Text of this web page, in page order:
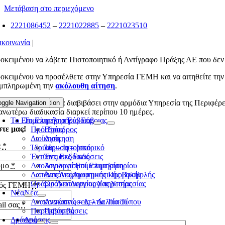
Μετάβαση στο περιεχόμενο
2221086452 – 2221022885 – 2221023510
|
Toggle Navigation
Το Επιμελητήριο Εύβοιας
Πρόεδρος
Διοίκηση
Ίδρυση – Ιστορικό
Έντυπες Εκδόσεις
Απολογισμοί Επιμελητηρίου
Δαπάνες Διαφημιστικής Προβολής
Ωράριο Λειτουργίας Υπηρεσίας
Νέα
Ανακοινώσεις – Δελτία Τύπου
Παρεμβάσεις
Δράσεις
Navigation
Το Επιμελητήριο Εύβοιας
Πρόεδρος
Διοίκηση
Ίδρυση – Ιστορικό
Έντυπες Εκδόσεις
Απολογισμοί Επιμελητηρίου
Δαπάνες Διαφημιστικής Προβολής
Ωράριο Λειτουργίας Υπηρεσίας
Νέα
Ανακοινώσεις – Δελτία Τύπου
Παρεμβάσεις
Δράσεις
να λάβετε Πιστοποιητικό ή Αντίγραφο Πράξης ΑΕ που
να προσέλθετε στην Υπηρεσία ΓΕΜΗ και να αιτηθείτε
τηνακόλουθη αίτηση.
ΓΕΜΗ θα διαβιβάσει στην αρμόδια Υπηρεσία της
διαδικασία διαρκεί περίπου 10 ημέρες.
μας!
*
*
ΓΕΜΗ*
σας *